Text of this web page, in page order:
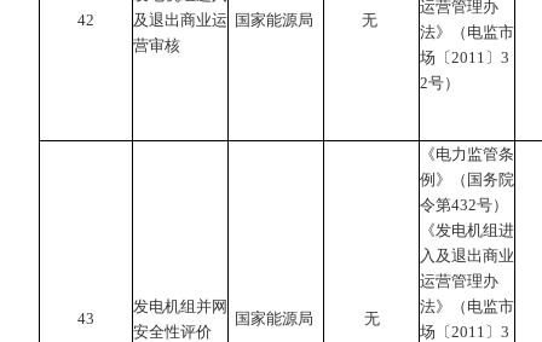
42
及退出商业运
营审核
国家能源局 无
运营管理办
法》（电监市
场〔2011〕3
2号）
43
发电机组并网
安全性评价
国家能源局 无
《电力监管条
例》（国务院
令第432号）
《发电机组进
入及退出商业
运营管理办
法》（电监市
场〔2011〕3